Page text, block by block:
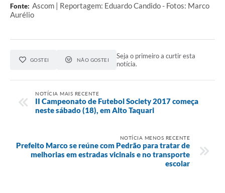
Fonte: Ascom | Reportagem: Eduardo Candido - Fotos: Marco
Aurélio
GOSTEI NÃO GOSTEI
Seja o primeiro a curtir esta
notícia.
NOTÍCIA MAIS RECENTE
II Campeonato de Futebol Society 2017 começa
neste sábado (18), em Alto Taquari
NOTÍCIA MENOS RECENTE
Prefeito Marco se reúne com Pedrão para tratar de
melhorias em estradas vicinais e no transporte
escolar